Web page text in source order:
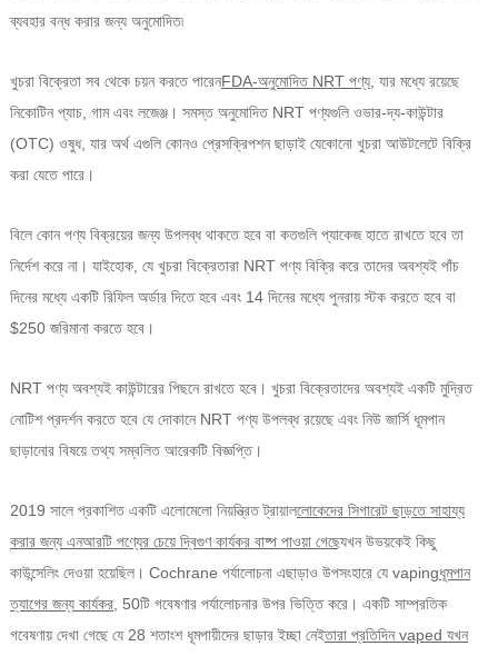
ব্যবহার বন্ধ করার জন্য অনুমোদিত৷
খুচরা বিক্রেতা সব থেকে চয়ন করতে পারেনFDA-অনুমোদিত NRT পণ্য, যার মধ্যে রয়েছে
নিকোটিন প্যাচ, গাম এবং লজেঞ্জ। সমস্ত অনুমোদিত NRT পণ্যগুলি ওভার-দ্য-কাউন্টার
(OTC) ওষুধ, যার অর্থ এগুলি কোনও প্রেসক্রিপশন ছাড়াই যেকোনো খুচরা আউটলেটে বিক্রি
করা যেতে পারে।
বিলে কোন পণ্য বিক্রয়ের জন্য উপলব্ধ থাকতে হবে বা কতগুলি প্যাকেজ হাতে রাখতে হবে তা
নির্দেশ করে না। যাইহোক, যে খুচরা বিক্রেতারা NRT পণ্য বিক্রি করে তাদের অবশ্যই পাঁচ
দিনের মধ্যে একটি রিফিল অর্ডার দিতে হবে এবং 14 দিনের মধ্যে পুনরায় স্টক করতে হবে বা
$250 জরিমানা করতে হবে।
NRT পণ্য অবশ্যই কাউন্টারের পিছনে রাখতে হবে। খুচরা বিক্রেতাদের অবশ্যই একটি মুদ্রিত
নোটিশ প্রদর্শন করতে হবে যে দোকানে NRT পণ্য উপলব্ধ রয়েছে এবং নিউ জার্সি ধূমপান
ছাড়ানোর বিষয়ে তথ্য সম্বলিত আরেকটি বিজ্ঞপ্তি।
2019 সালে প্রকাশিত একটি এলোমেলো নিয়ন্ত্রিত ট্রায়াললোকেদের সিগারেট ছাড়তে সাহায্য
করার জন্য এনআরটি পণ্যের চেয়ে দ্বিগুণ কার্যকর বাষ্প পাওয়া গেছেযখন উভয়কেই কিছু
কাউন্সেলিং দেওয়া হয়েছিল। Cochrane পর্যালোচনা এছাড়াও উপসংহারে যে vapingধূমপান
ত্যাগের জন্য কার্যকর, 50টি গবেষণার পর্যালোচনার উপর ভিত্তি করে। একটি সাম্প্রতিক
গবেষণায় দেখা গেছে যে 28 শতাংশ ধূমপায়ীদের ছাড়ার ইচ্ছা নেইতারা প্রতিদিন vaped যখন